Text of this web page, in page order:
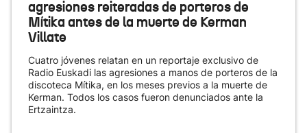
agresiones reiteradas de porteros de
Mítika antes de la muerte de Kerman
Villate
Cuatro jóvenes relatan en un reportaje exclusivo de
Radio Euskadi las agresiones a manos de porteros de la
discoteca Mítika, en los meses previos a la muerte de
Kerman. Todos los casos fueron denunciados ante la
Ertzaintza.